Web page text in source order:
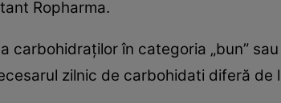
Ropharma.
carbohidraţilor în categoria „bun”
zilnic de carbohidati diferă